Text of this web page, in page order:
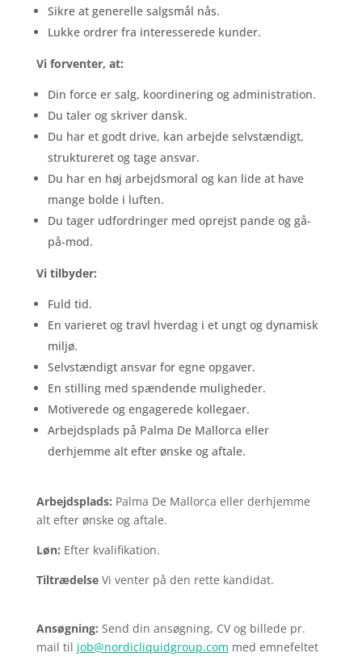
Sikre at generelle salgsmål nås.
Lukke ordrer fra interesserede kunder.
Vi forventer, at:
Din force er salg, koordinering og administration.
Du taler og skriver dansk.
Du har et godt drive, kan arbejde selvstændigt,
struktureret og tage ansvar.
Du har en høj arbejdsmoral og kan lide at have
mange bolde i luften.
Du tager udfordringer med oprejst pande og gå-
på-mod.
Vi tilbyder:
Fuld tid.
En varieret og travl hverdag i et ungt og dynamisk
miljø.
Selvstændigt ansvar for egne opgaver.
En stilling med spændende muligheder.
Motiverede og engagerede kollegaer.
Arbejdsplads på Palma De Mallorca eller
derhjemme alt efter ønske og aftale.
Arbejdsplads: Palma De Mallorca eller derhjemme
alt efter ønske og aftale.
Løn: Efter kvalifikation.
Tiltrædelse Vi venter på den rette kandidat.
Ansøgning: Send din ansøgning, CV og billede pr.
mail til job@nordicliquidgroup.com med emnefeltet